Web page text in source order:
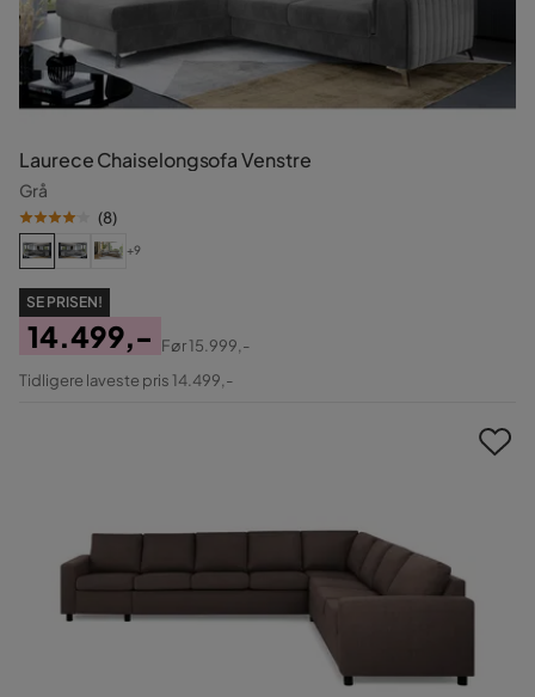
Laurece Chaiselongsofa Venstre
Grå
(8)
+9
SE PRISEN!
Pris
14.499,-
Original
Før15.999,-
Tidligere laveste pris 14.499,-